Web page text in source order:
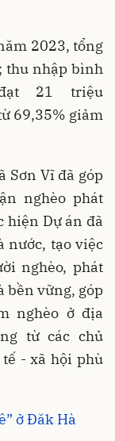
2023, tổng
thu nhập bình
21 triệu
69,35% giảm
Sơn Vĩ đã góp
nghèo phát
hiện Dự án đã
nước, tạo việc
nghèo, phát
bền vững, góp
nghèo ở địa
từ các chủ
- xã hội phù
ở Đăk Hà